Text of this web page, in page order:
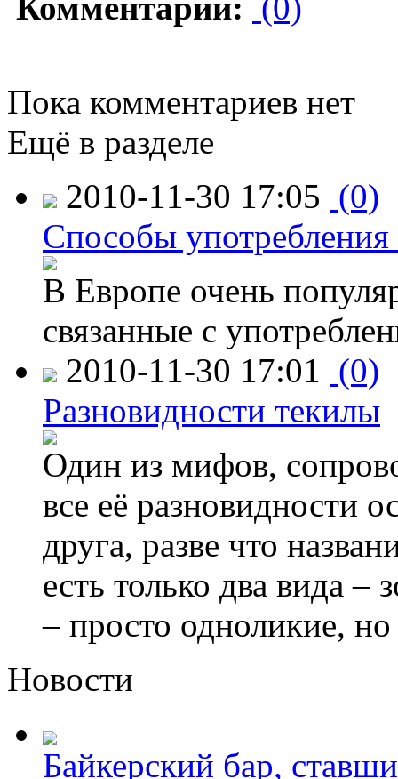
Пока комментариев нет
Ещё в разделе
2010-11-30 17:05 (0)
Способы
В Европе очень
связанные с
2010-11-30 17:01 (0)
Разновидности текилы
Один из мифов,
все её разновидности
друга, разве что
есть только два вида –
– просто одноликие,
Новости
Байкерский бар,